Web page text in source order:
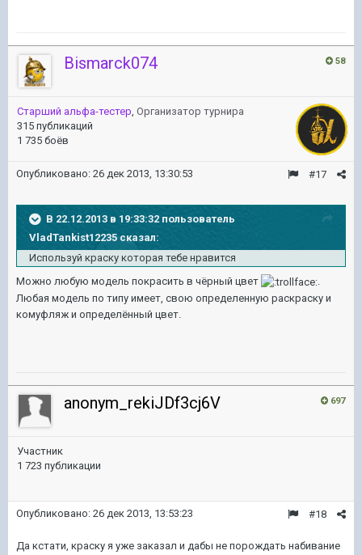
58
Bismarck074
Старший альфа-тестер, Организатор турнира
315 публикаций
1 735 боёв
#17
Опубликовано: 26 дек 2013, 13:30:53
В 22.12.2013 в 19:33:32 пользователь
VladTankist12235 сказал:
Используй краску которая тебе нравится
Можно любую модель покрасить в чёрный цвет
.
Любая модель по типу имеет, свою определенную раскраску и
комуфляж и определённый цвет.
697
anonym_rekiJDf3cj6V
Участник
1 723 публикации
#18
Опубликовано: 26 дек 2013, 13:53:23
Да кстати, краску я уже заказал и дабы не порождать набивание